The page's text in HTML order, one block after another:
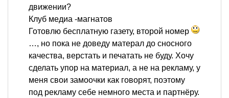
движении?
Клуб медиа -магнатов
Готовлю бесплатную газету, второй номер
…, но пока не доведу матерал до сносного
качества, верстать и печатать не буду. Хочу
сделать упор на материал, а не на рекламу, у
меня свои замоочки как говорят, поэтому
под рекламу себе немного места и партнёру.